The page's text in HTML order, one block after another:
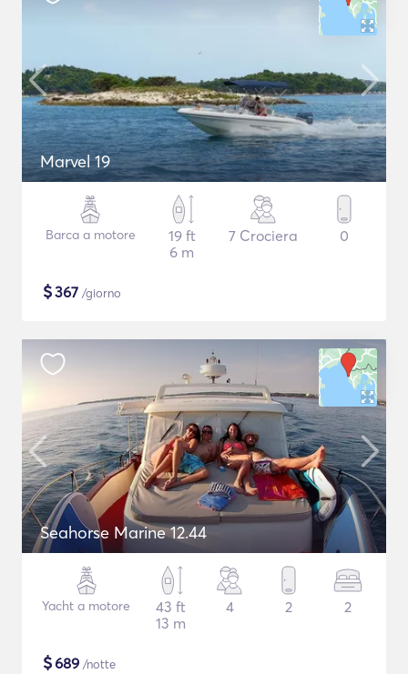
Marvel 19
Barca a motore
19 ft
6 m
7 Crociera 0
$367 /giorno
Seahorse Marine 12.44
Yacht a motore
43 ft
13 m
4 2 2
$689 /notte